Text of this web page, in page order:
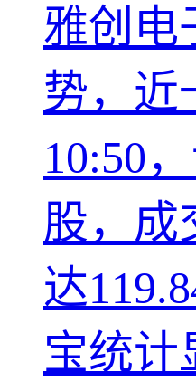
雅创电
势，近
10:50
股，成
达
宝统计